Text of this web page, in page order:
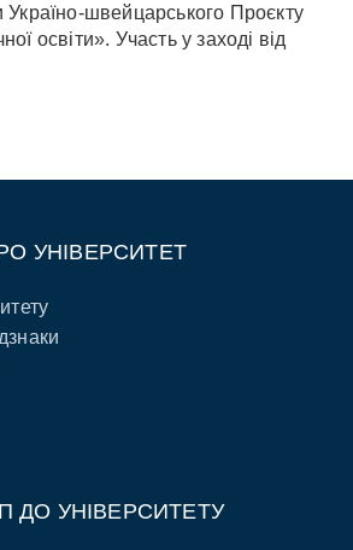
Україно-швейцарського Проєкту
освіти». Участь у заході від
УНІВЕРСИТЕТ
ДО УНІВЕРСИТЕТУ